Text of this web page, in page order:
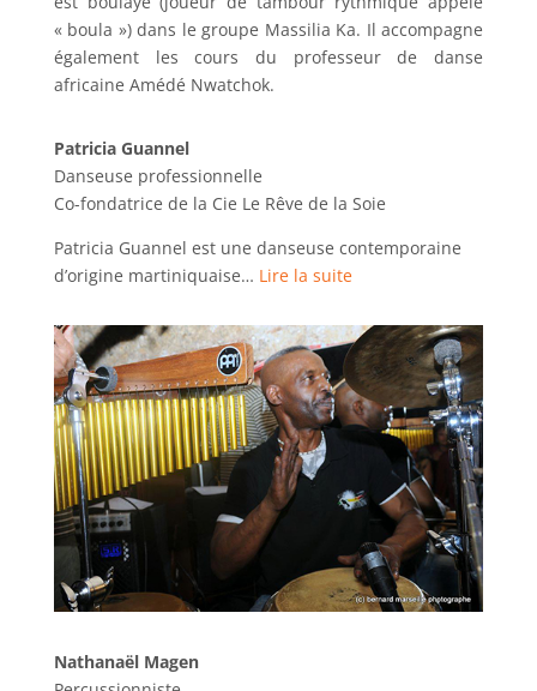
« boula ») dans le groupe Massilia Ka. Il accompagne
également les cours du professeur de danse
africaine Amédé Nwatchok.
Patricia Guannel
Danseuse professionnelle
Co-fondatrice de la Cie Le Rêve de la Soie
Patricia Guannel est une danseuse contemporaine
d’origine martiniquaise… Lire la suite
Nathanaël Magen